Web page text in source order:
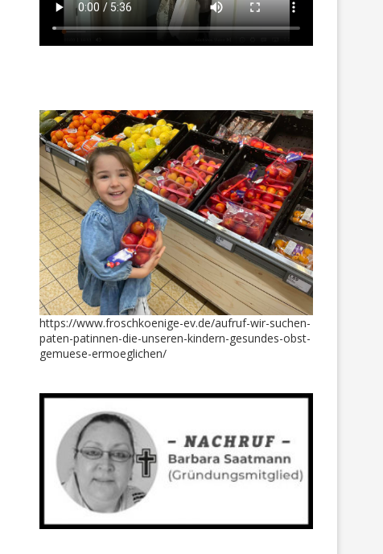
Unsere kleine Danila durfte sich
auch ein Paar...
18. Februar 2025
Max + Alex waren mit
31. August 2018
https://www.froschkoenige-ev.de/aufruf-wir-suchen-
paten-patinnen-die-unseren-kindern-gesundes-obst-
gemuese-ermoeglichen/